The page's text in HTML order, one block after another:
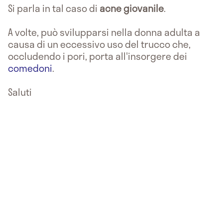
Si parla in tal caso di acne giovanile.
A volte, può svilupparsi nella donna adulta a
causa di un eccessivo uso del trucco che,
occludendo i pori, porta all'insorgere dei
comedoni.
Saluti